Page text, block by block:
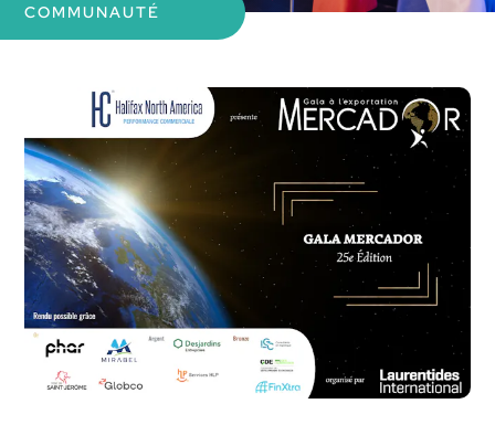
Ville de Mirabel
MRC Deux-Montagnes
COMMUNAUTÉ